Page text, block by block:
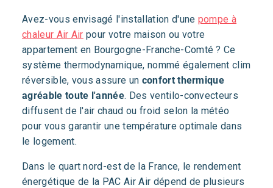
Avez-vous envisagé l'installation d'une pompe à
chaleur Air Air pour votre maison ou votre
appartement en Bourgogne-Franche-Comté ? Ce
système thermodynamique, nommé également clim
réversible, vous assure un confort thermique
agréable toute l'année. Des ventilo-convecteurs
diffusent de l'air chaud ou froid selon la météo
pour vous garantir une température optimale dans
le logement.
Dans le quart nord-est de la France, le rendement
énergétique de la PAC Air Air dépend de plusieurs